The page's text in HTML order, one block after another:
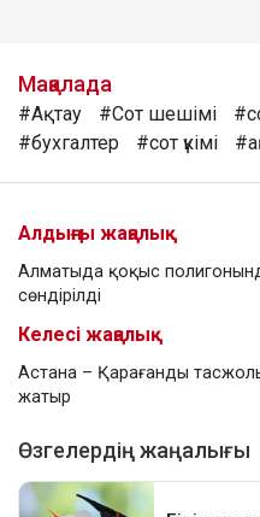
Мақалада
#Ақтау #Сот шешімі
#бухгалтер
#сот үкімі
Алдыңғы жаңалық
Алматыда қоқыс
сөндірілді
Келесі жаңалық
Астана – Қарағанды
жатыр